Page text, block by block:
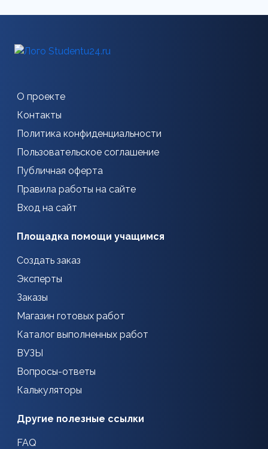
О проекте
Контакты
Политика конфиденциальности
Пользовательское соглашение
Публичная оферта
Правила работы на сайте
Вход на сайт
Площадка помощи учащимся
Создать заказ
Эксперты
Заказы
Магазин готовых работ
Каталог выполненных работ
ВУЗЫ
Вопросы-ответы
Калькуляторы
Другие полезные ссылки
FAQ